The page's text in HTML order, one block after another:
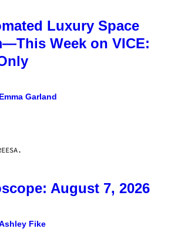
Luxury Space
Week on VICE:
Emma Garland
August 7, 2026
Fike